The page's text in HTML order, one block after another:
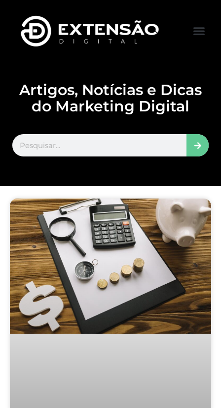
Artigos, Notícias e Dicas
do Marketing Digital